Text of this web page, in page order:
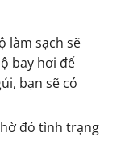
làm sạch sẽ
bay hơi để
bạn sẽ có
đó tình trạng